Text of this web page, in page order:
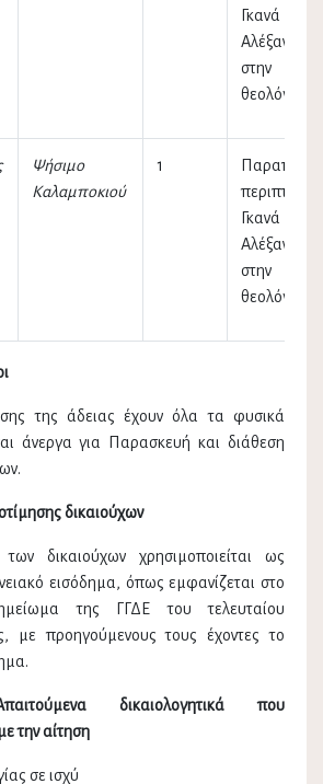
Γκανά
Αλέξανδρου
στην
θεολόγου
Ψήσιμο
Καλαμποκιού
1
περιπτέρου
Γκανά
Αλέξανδρου
στην
θεολόγου
της άδειας έχουν όλα τα φυσικά
άνεργα για Παρασκευή και διάθεση
δικαιούχων
δικαιούχων χρησιμοποιείται ως
εισόδημα, όπως εμφανίζεται στο
της ΓΓΔΕ του τελευταίου
με προηγούμενους τους έχοντες το
δικαιολογητικά που
την αίτηση
σε ισχύ